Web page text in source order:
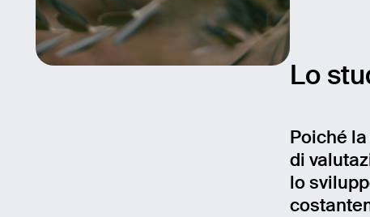
Lo
Poiché
di
lo